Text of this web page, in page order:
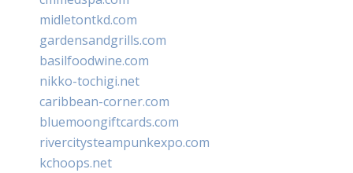
midletontkd.com
gardensandgrills.com
basilfoodwine.com
nikko-tochigi.net
caribbean-corner.com
bluemoongiftcards.com
rivercitysteampunkexpo.com
kchoops.net